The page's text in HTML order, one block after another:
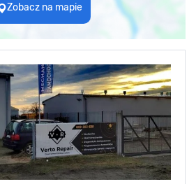
Zobacz na mapie